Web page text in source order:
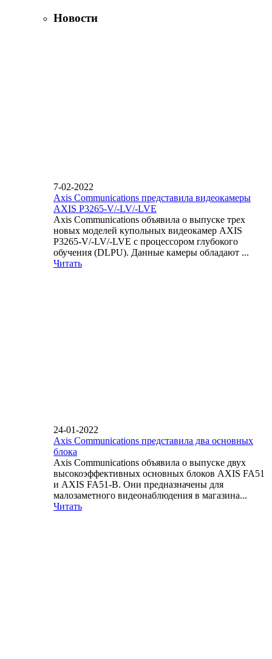
Новости
7-02-2022
Axis Communications представила видеокамеры
AXIS P3265-V/-LV/-LVE
Axis Communications объявила о выпуске трех
новых моделей купольных видеокамер AXIS
P3265-V/-LV/-LVE с процессором глубокого
обучения (DLPU). Данные камеры обладают ...
Читать
24-01-2022
Axis Communications представила два основных
блока
Axis Communications объявила о выпуске двух
высокоэффективных основных блоков AXIS FA51
и AXIS FA51-B. Они предназначены для
малозаметного видеонаблюдения в магазина...
Читать